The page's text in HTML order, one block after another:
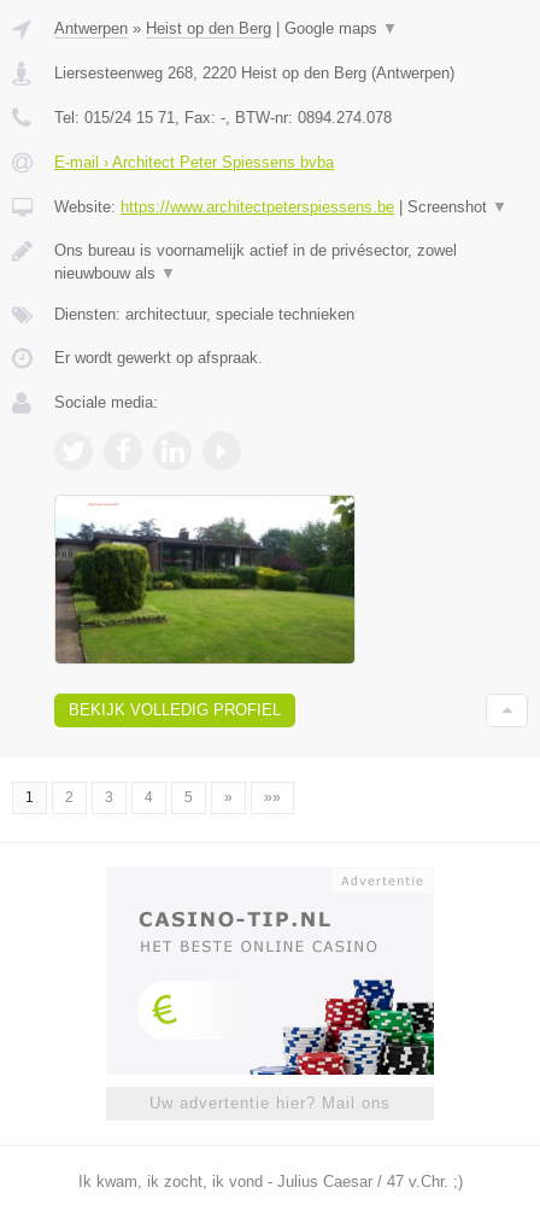
Antwerpen » Heist op den Berg Google maps ▼
Liersesteenweg 268 2220 Heist op den Berg (Antwerpen)
Tel: 015/24 15 71 , Fax: - , BTW-nr: 0894.274.078
E-mail › Architect Peter Spiessens bvba
Website: https://www.architectpeterspiessens.be Screenshot ▼
Ons bureau is voornamelijk actief in de privésector, zowel
nieuwbouw als ▼
Diensten: architectuur, speciale technieken
Er wordt gewerkt op afspraak.
Sociale media:
BEKIJK VOLLEDIG PROFIEL
1 2 3 4 5 » »»
Uw advertentie hier? Mail ons
Ik kwam, ik zocht, ik vond - Julius Caesar / 47 v.Chr. ;)